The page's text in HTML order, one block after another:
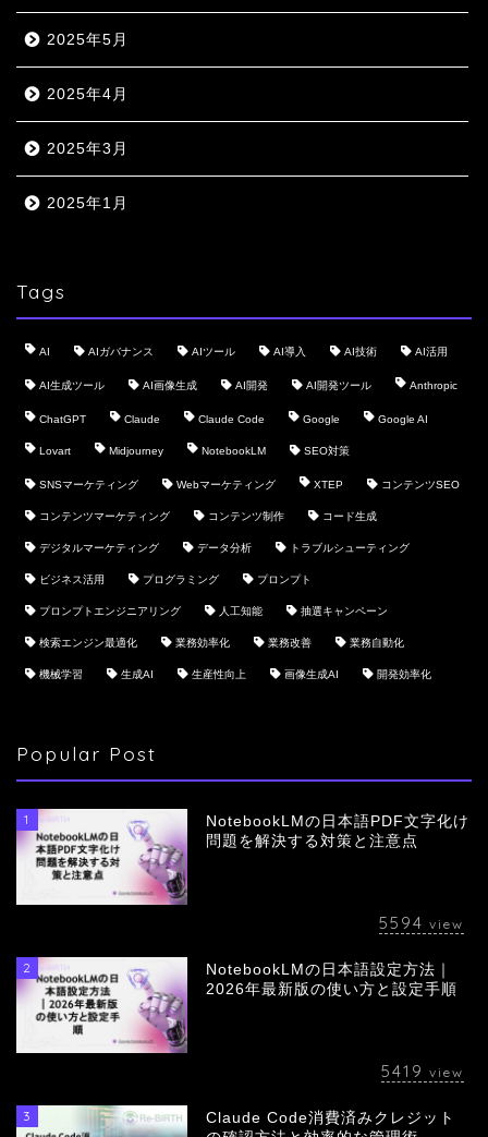
2025年5月
2025年4月
2025年3月
2025年1月
Tags
AI AIガバナンス AIツール AI導入 AI技術 AI活用
AI生成ツール AI画像生成 AI開発 AI開発ツール Anthropic
ChatGPT Claude Claude Code Google Google AI
Lovart Midjourney NotebookLM SEO対策
SNSマーケティング Webマーケティング XTEP コンテンツSEO
コンテンツマーケティング コンテンツ制作 コード生成
デジタルマーケティング データ分析 トラブルシューティング
ビジネス活用 プログラミング プロンプト
プロンプトエンジニアリング 人工知能 抽選キャンペーン
検索エンジン最適化 業務効率化 業務改善 業務自動化
機械学習 生成AI 生産性向上 画像生成AI 開発効率化
Popular Post
1
NotebookLMの日本語PDF文字化け
問題を解決する対策と注意点
5594 view
2
NotebookLMの日本語設定方法｜
2026年最新版の使い方と設定手順
5419 view
3
Claude Code消費済みクレジット
会社概要
採用情報